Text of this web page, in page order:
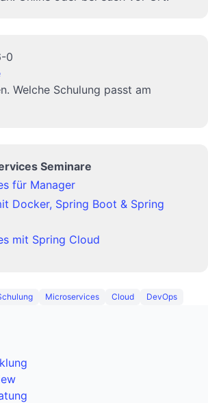
0
Welche Schulung passt am
Seminare
für Manager
Docker, Spring Boot & Spring
mit Spring Cloud
Microservices Cloud DevOps